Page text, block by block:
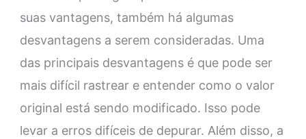
suas vantagens, também há algumas
desvantagens a serem consideradas. Uma
das principais desvantagens é que pode ser
mais difícil rastrear e entender como o valor
original está sendo modificado. Isso pode
levar a erros difíceis de depurar. Além disso, a